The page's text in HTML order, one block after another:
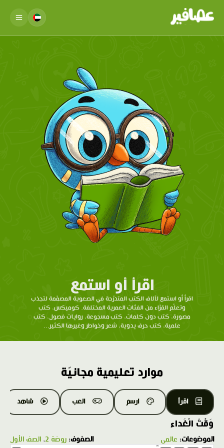
اقرأ أو استمع
اقرأ أو استمع لآلاف الكتب المتدرّحة في الصعوبة المصمّمة لتجذب
وتعلّم القرّاء من الفئات العمرية المختلفة. كوميكس، كتب
مصورة، كتب دون كلمات، كتب مسجوعة، روايات فصول، كتب
علمية، كتب حرف يدوية، شعر وخواطر وغيرها الكثير...
موارد تعليمية مجانيّة
اقرأ ارسم العب شاهد
وَقْتُ الْغَداءِ
الموضوعات: عالمي الصفوف: روضة 2 ، الصف الأول